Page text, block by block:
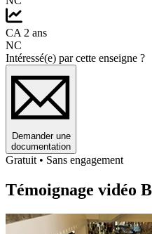
CA 2 ans
NC
Intéressé(e) par cette enseigne ?
Demander une
documentation
Gratuit • Sans engagement
Témoignage vidéo